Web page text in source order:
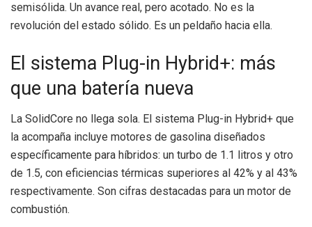
semisólida. Un avance real, pero acotado. No es la
revolución del estado sólido. Es un peldaño hacia ella.
El sistema Plug-in Hybrid+: más
que una batería nueva
La SolidCore no llega sola. El sistema Plug-in Hybrid+ que
la acompaña incluye motores de gasolina diseñados
específicamente para híbridos: un turbo de 1.1 litros y otro
de 1.5, con eficiencias térmicas superiores al 42% y al 43%
respectivamente. Son cifras destacadas para un motor de
combustión.